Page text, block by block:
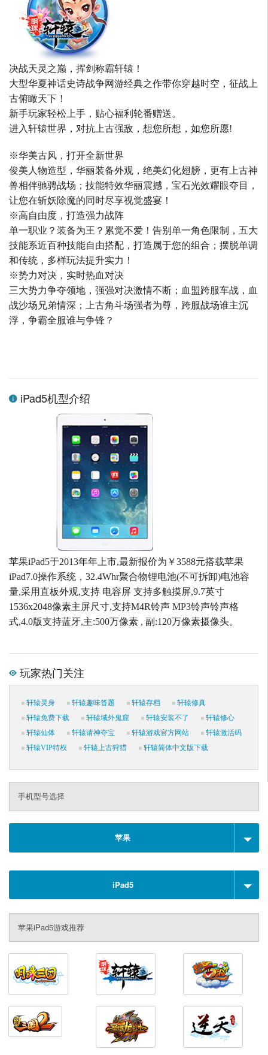
决战天灵之巅，挥剑称霸轩辕！
大型华夏神话史诗战争网游经典之作带你穿越时空，征战上
古俯瞰天下！
新手玩家轻松上手，贴心福利轮番赠送。
进入轩辕世界，对抗上古强敌，想您所想，如您所愿!
※华美古风，打开全新世界
俊美人物造型，华丽装备外观，绝美幻化翅膀，更有上古神
兽相伴驰骋战场；技能特效华丽震撼，宝石光效耀眼夺目，
让您在斩妖除魔的同时尽享视觉盛宴！
※高自由度，打造强力战阵
单一职业？装备为王？累觉不爱！告别单一角色限制，五大
技能系近百种技能自由搭配，打造属于您的组合；摆脱单调
和传统，多样玩法提升实力！
※势力对决，实时热血对决
三大势力争夺领地，强强对决激情不断；血盟跨服车战，血
战沙场兄弟情深；上古角斗场强者为尊，跨服战场谁主沉
浮，争霸全服谁与争锋？
iPad5机型介绍
苹果iPad5于2013年年上市,最新报价为￥3588元搭载苹果
iPad7.0操作系统，32.4Whr聚合物锂电池(不可拆卸)电池容
量,采用直板外观,支持 电容屏 支持多触摸屏,9.7英寸
1536x2048像素主屏尺寸,支持M4R铃声 MP3铃声铃声格
式,4.0版支持蓝牙,主:500万像素 , 副:120万像素摄像头。
玩家热门关注
轩辕灵身 轩辕趣味答题 轩辕存档
轩辕修真
轩辕免费下载
轩辕域外鬼窟 轩辕安装不了
轩辕修心
轩辕仙体
轩辕请神夺宝 轩辕游戏官方网站
轩辕激活码
轩辕VIP特权
轩辕上古狩猎 轩辕简体中文版下载
手机型号选择
苹果
iPad5
苹果iPad5游戏推荐